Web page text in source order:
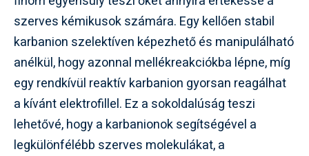
szerves kémikusok számára. Egy kellően stabil
karbanion szelektíven képezhető és manipulálható
anélkül, hogy azonnal mellékreakciókba lépne, míg
egy rendkívül reaktív karbanion gyorsan reagálhat
a kívánt elektrofillel. Ez a sokoldalúság teszi
lehetővé, hogy a karbanionok segítségével a
legkülönfélébb szerves molekulákat, a